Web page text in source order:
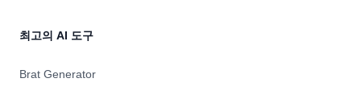
최고의 AI 도구
Brat Generator